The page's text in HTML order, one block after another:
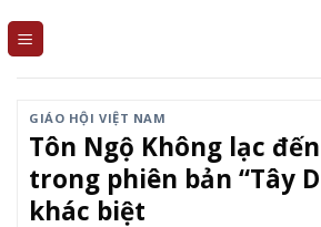
GIÁO HỘI VIỆT NAM
Tôn Ngộ Không lạc
trong phiên bản “Tây
khác biệt